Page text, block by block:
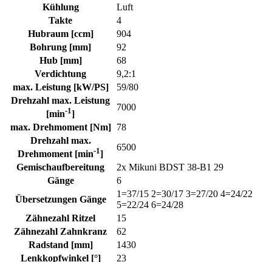
Kühlung
Luft
Takte
4
Hubraum [ccm]
904
Bohrung [mm]
92
Hub [mm]
68
Verdichtung
9,2:1
max. Leistung [kW/PS]
59/80
Drehzahl max. Leistung
[min-1]
7000
max. Drehmoment [Nm]
78
Drehzahl max.
Drehmoment [min-1]
6500
Gemischaufbereitung
2x Mikuni BDST 38-B1 29
Gänge
6
Übersetzungen Gänge
1=37/15 2=30/17 3=27/20 4=24/22
5=22/24 6=24/28
Zähnezahl Ritzel
15
Zähnezahl Zahnkranz
62
Radstand [mm]
1430
Lenkkopfwinkel [°]
23